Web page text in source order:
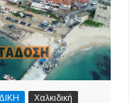
Χαλκιδική